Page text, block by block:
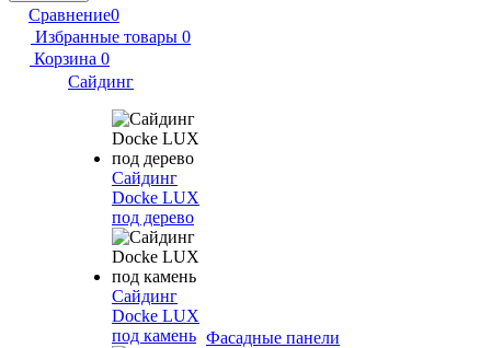
Сравнение0
Избранные товары 0
Корзина 0
Сайдинг
Сайдинг
Docke LUX
под дерево
Сайдинг
Docke LUX
под камень Фасадные панели